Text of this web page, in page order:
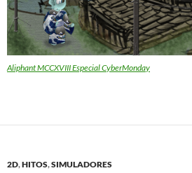
Aliphant MCCXVIII Especial CyberMonday
2D,HITOS,SIMULADORES